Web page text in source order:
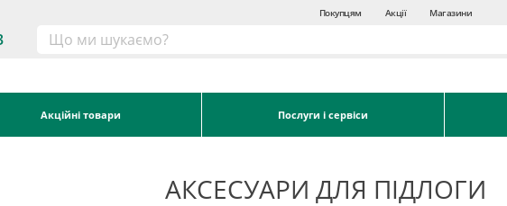
Покупцям Акції Магазини
Акційні товари Послуги і сервіси
АКСЕСУАРИ ДЛЯ ПІДЛОГИ